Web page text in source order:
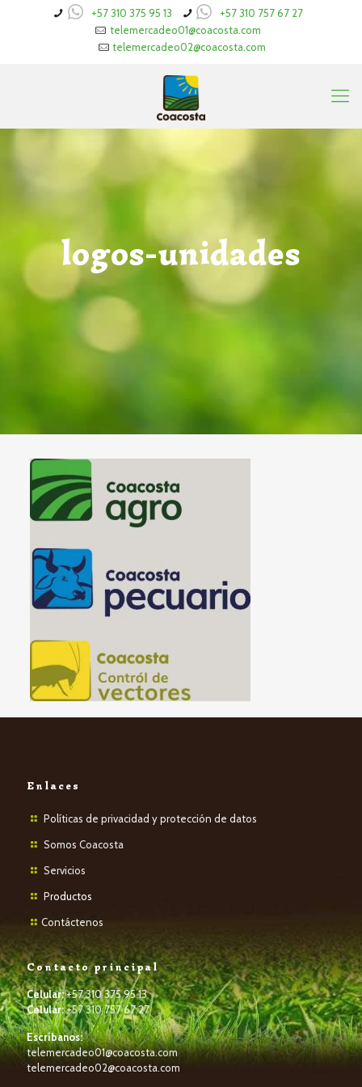
+57 310 375 95 13
+57 310 757 67 27
telemercadeo01@coacosta.com
telemercadeo02@coacosta.com
logos-unidades
Enlaces
Políticas de privacidad y protección de datos
Somos Coacosta
Servicios
Productos
Contáctenos
Contacto principal
Celular:+57 310 375 95 13
Celular:+57 310 757 67 27
Escríbanos:
telemercadeo01@coacosta.com
telemercadeo02@coacosta.com